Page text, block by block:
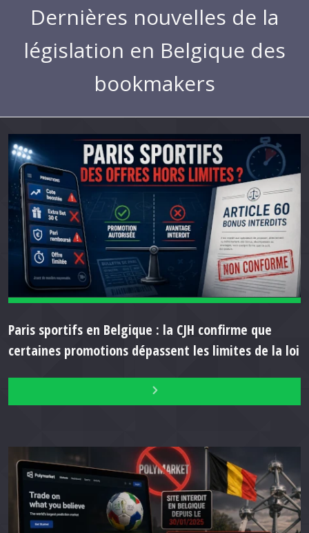
Dernières nouvelles de la
législation en Belgique des
bookmakers
Paris sportifs en Belgique : la CJH confirme que
certaines promotions dépassent les limites de la loi